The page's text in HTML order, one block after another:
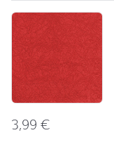
3,99€